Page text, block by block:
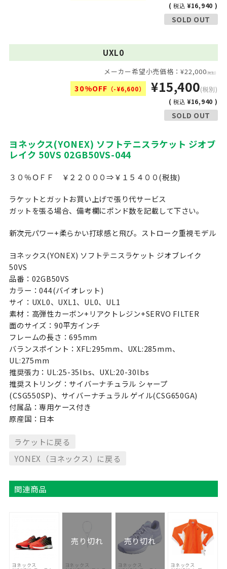
(税込 ¥16,940 )
SOLD OUT
UXL0
メーカー希望小売価格：¥22,000(税別)
30%OFF （-¥6,600） ¥15,400(税別)
(税込 ¥16,940 )
SOLD OUT
ヨネックス(YONEX) ソフトテニスラケット ジオブ
レイク 50VS 02GB50VS-044
３０％ＯＦＦ ￥２２０００⇒￥１５４００(税抜)
ラケットとガットお買い上げで張り代サービス
ガットを張る場合、備考欄にポンド数を記載して下さい。
新次元パワー+柔らかい打球感と飛び。ストローク重視モデル
ヨネックス(YONEX) ソフトテニスラケット ジオブレイク
50VS
品番：02GB50VS
カラー：044(バイオレット)
サイ：UXL0、UXL1、UL0、UL1
素材：高弾性カーボン+リアクトレジン+SERVO FILTER
面のサイズ：90平方インチ
フレームの長さ：695mm
バランスポイント：XFL:295mm、UXL:285mm、
UL:275mm
推奨張力：UL:25-35lbs、UXL:20-30lbs
推奨ストリング：サイバーナチュラル シャープ
(CSG550SP)、サイバーナチュラル ゲイル(CSG650GA)
付属品：専用ケース付き
原産国：日本
ラケットに戻る
YONEX（ヨネックス）に戻る
関連商品
ヨネックス
売り切れ
ヨネックス
売り切れ
ヨネックス ヨネックス